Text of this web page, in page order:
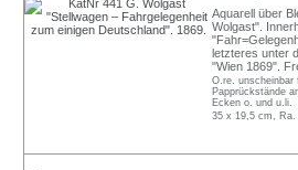
Aquarell über
Wolgast".
letzteres unter
"Wien 1869".
O.re. unscheinbar
Papprückstände
Ecken o. und u.li.
35 x 19,5 cm,